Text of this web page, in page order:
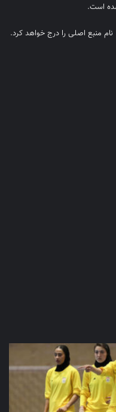
است.
نام منبع اصلی را درج خواهد کرد.